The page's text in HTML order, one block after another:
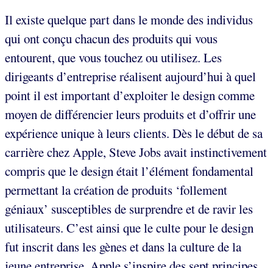
Il existe quelque part dans le monde des individus
qui ont conçu chacun des produits qui vous
entourent, que vous touchez ou utilisez. Les
dirigeants d’entreprise réalisent aujourd’hui à quel
point il est important d’exploiter le design comme
moyen de différencier leurs produits et d’offrir une
expérience unique à leurs clients. Dès le début de sa
carrière chez Apple, Steve Jobs avait instinctivement
compris que le design était l’élément fondamental
permettant la création de produits ‘follement
géniaux’ susceptibles de surprendre et de ravir les
utilisateurs. C’est ainsi que le culte pour le design
fut inscrit dans les gènes et dans la culture de la